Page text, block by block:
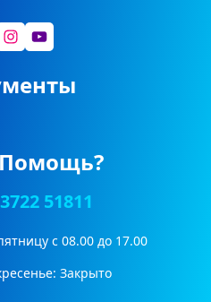
Instagram YouTube
51811
с 08.00 до 17.00
Закрыто